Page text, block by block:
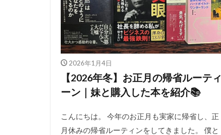
2026年1月4日
【2026年冬】お正月の帰省ルーティ
ーン｜妹と購入した本を紹介📚
こんにちは。 今年のお正月も実家に帰省し、正
月休みの帰省ルーティンをしてきました。 僕と